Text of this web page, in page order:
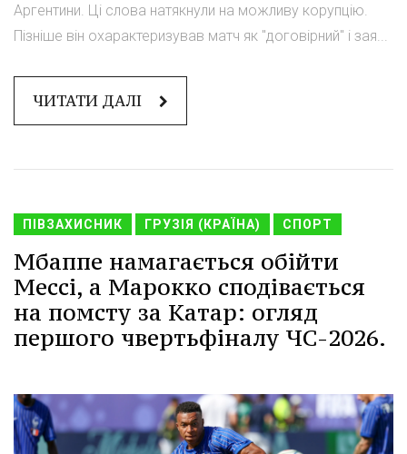
Аргентини. Ці слова натякнули на можливу корупцію.
Пізніше він охарактеризував матч як "договірний" і зая...
ЧИТАТИ ДАЛІ
ПІВЗАХИСНИК ГРУЗІЯ (КРАЇНА) СПОРТ
Мбаппе намагається обійти
Мессі, а Марокко сподівається
на помсту за Катар: огляд
першого чвертьфіналу ЧС-2026.